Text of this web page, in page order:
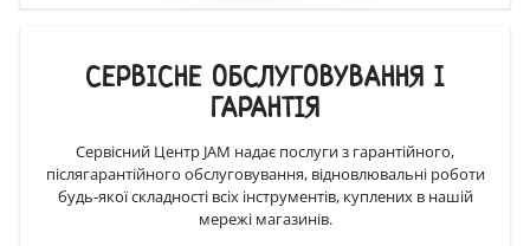
СЕРВІСНЕ ОБСЛУГОВУВАННЯ І
ГАРАНТІЯ
Сервісний Центр JAM надає послуги з гарантійного,
післягарантійного обслуговування, відновлювальні роботи
будь-якої складності всіх інструментів, куплених в нашій
мережі магазинів.